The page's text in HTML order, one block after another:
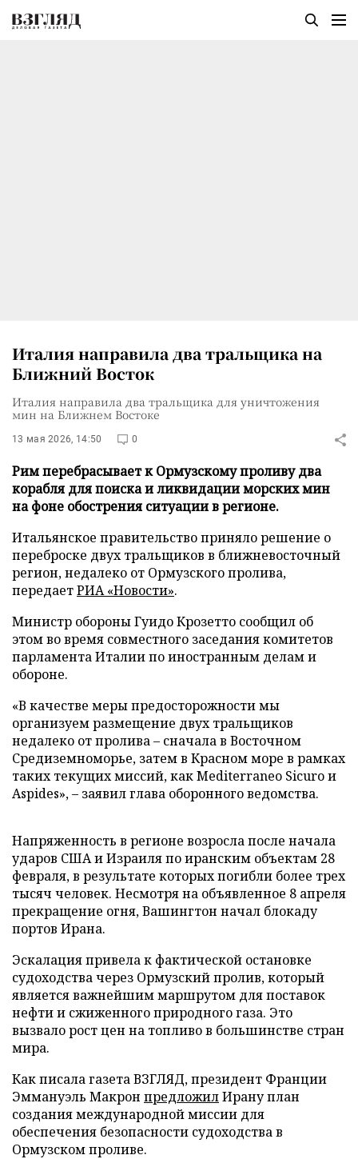
Италия направила два тральщика на
Ближний Восток
Италия направила два тральщика для уничтожения
мин на Ближнем Востоке
13 мая 2026, 14:50 0
Рим перебрасывает к Ормузскому проливу два
корабля для поиска и ликвидации морских мин
на фоне обострения ситуации в регионе.
Итальянское правительство приняло решение о
переброске двух тральщиков в ближневосточный
регион, недалеко от Ормузского пролива,
передаетРИА «Новости».
Министр обороны Гуидо Крозетто сообщил об
этом во время совместного заседания комитетов
парламента Италии по иностранным делам и
обороне.
«В качестве меры предосторожности мы
организуем размещение двух тральщиков
недалеко от пролива – сначала в Восточном
Средиземноморье, затем в Красном море в рамках
таких текущих миссий, как Mediterraneo Sicuro и
Aspides», – заявил глава оборонного ведомства.
Напряженность в регионе возросла после начала
ударов США и Израиля по иранским объектам 28
февраля, в результате которых погибли более трех
тысяч человек. Несмотря на объявленное 8 апреля
прекращение огня, Вашингтон начал блокаду
портов Ирана.
Эскалация привела к фактической остановке
судоходства через Ормузский пролив, который
является важнейшим маршрутом для поставок
нефти и сжиженного природного газа. Это
вызвало рост цен на топливо в большинстве стран
мира.
Как писала газета ВЗГЛЯД, президент Франции
Эммануэль Макрон предложилИрану план
создания международной миссии для
обеспечения безопасности судоходства в
Ормузском проливе.